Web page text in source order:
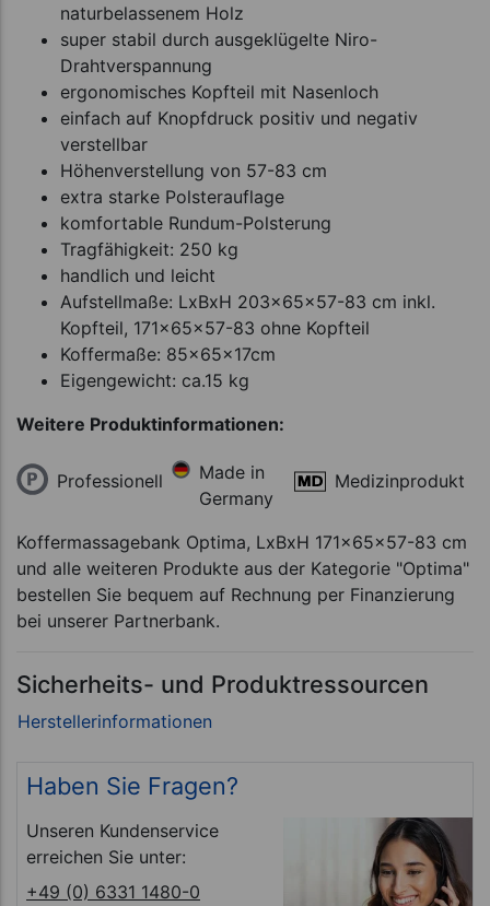
naturbelassenem Holz
super stabil durch ausgeklügelte Niro-
Drahtverspannung
ergonomisches Kopfteil mit Nasenloch
einfach auf Knopfdruck positiv und negativ
verstellbar
Höhenverstellung von 57-83 cm
extra starke Polsterauflage
komfortable Rundum-Polsterung
Tragfähigkeit: 250 kg
handlich und leicht
Aufstellmaße: LxBxH 203x65x57-83 cm inkl.
Kopfteil, 171x65x57-83 ohne Kopfteil
Koffermaße: 85x65x17cm
Eigengewicht: ca.15 kg
Weitere Produktinformationen:
Professionell
Made in
Germany
Medizinprodukt
Koffermassagebank Optima, LxBxH 171x65x57-83 cm
und alle weiteren Produkte aus der Kategorie "Optima"
bestellen Sie bequem auf Rechnung per Finanzierung
bei unserer Partnerbank.
Sicherheits- und Produktressourcen
Haben Sie Fragen?
Unseren Kundenservice
erreichen Sie unter:
+49 (0) 6331 1480-0